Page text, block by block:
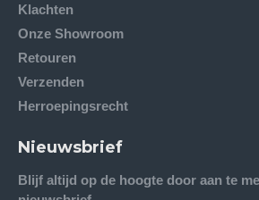
Klachten
Onze Showroom
Retouren
Verzenden
Herroepingsrecht
Nieuwsbrief
Blijf altijd op de hoogte door aan te